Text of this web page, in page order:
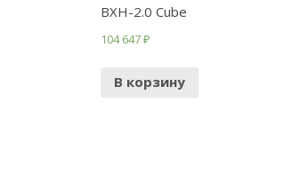
ВХН-2.0 Cube
104 647₽
В корзину